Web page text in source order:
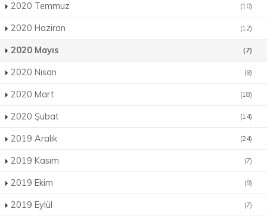
2020 Temmuz (10)
2020 Haziran (12)
2020 Mayıs (7)
2020 Nisan (9)
2020 Mart (18)
2020 Şubat (14)
2019 Aralık (24)
2019 Kasım (7)
2019 Ekim (9)
2019 Eylül (7)